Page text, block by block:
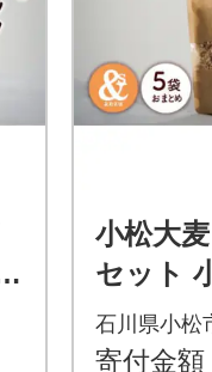
小松大
セット
国産シ
石川県小松
寄付金額